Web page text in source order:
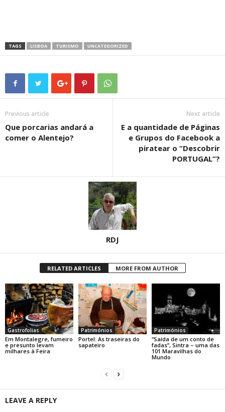
TAGS LISBOA TURISMO UNCATEGORIZED
Previous article
Que porcarias andará a
comer o Alentejo?
Next article
E a quantidade de Páginas
e Grupos do Facebook a
piratear o “Descobrir
PORTUGAL”?
RDJ
RELATED ARTICLES MORE FROM AUTHOR
Gastrofolias
Em Montalegre, fumeiro
e presunto levam
milhares à Feira
Patrimónios
Portel: As traseiras do
sapateiro
Patrimónios
“Saída de um conto de
fadas”, Sintra – uma das
101 Maravilhas do
Mundo
LEAVE A REPLY